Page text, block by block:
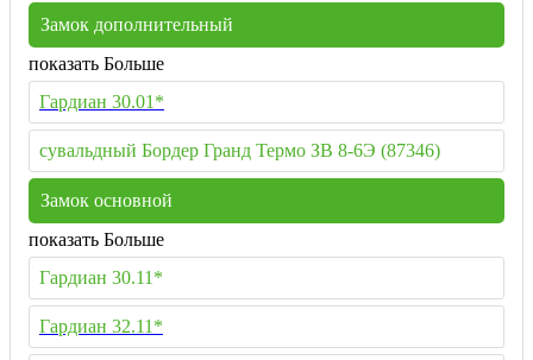
Замок дополнительный
показать Больше
Гардиан 30.01*
сувальдный Бордер Гранд Термо ЗВ 8-6Э (87346)
Замок основной
показать Больше
Гардиан 30.11*
Гардиан 32.11*